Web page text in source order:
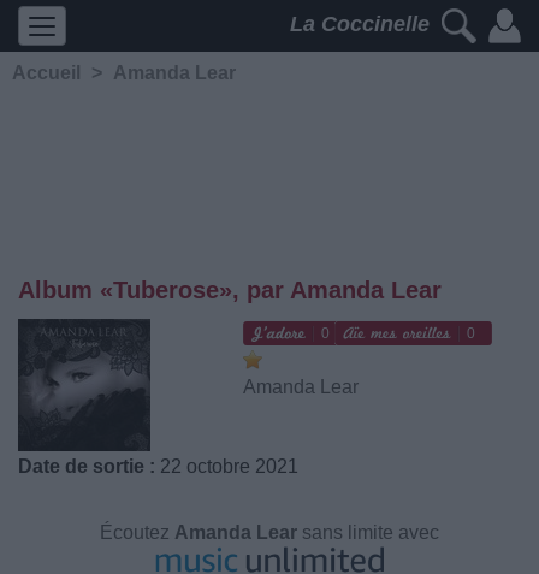
La Coccinelle
Accueil > Amanda Lear
Album «Tuberose», par Amanda Lear
0 0
Amanda Lear
Date de sortie : 22 octobre 2021
Écoutez Amanda Lear sans limite avec